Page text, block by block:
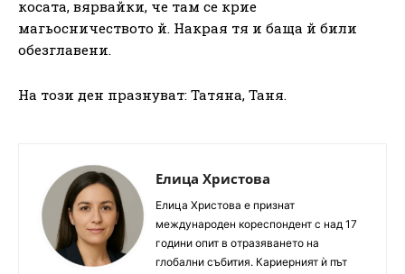
косата, вярвайки, че там се крие
магьосничеството й. Накрая тя и баща й били
обезглавени.
На този ден празнуват: Татяна, Таня.
Елица Христова
Елица Христова е признат
международен кореспондент с над 17
години опит в отразяването на
глобални събития. Кариерният ѝ път